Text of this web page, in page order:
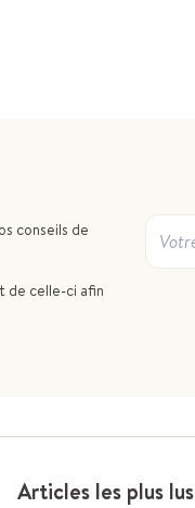
conseils de
de celle-ci afin
Articles les plus lus